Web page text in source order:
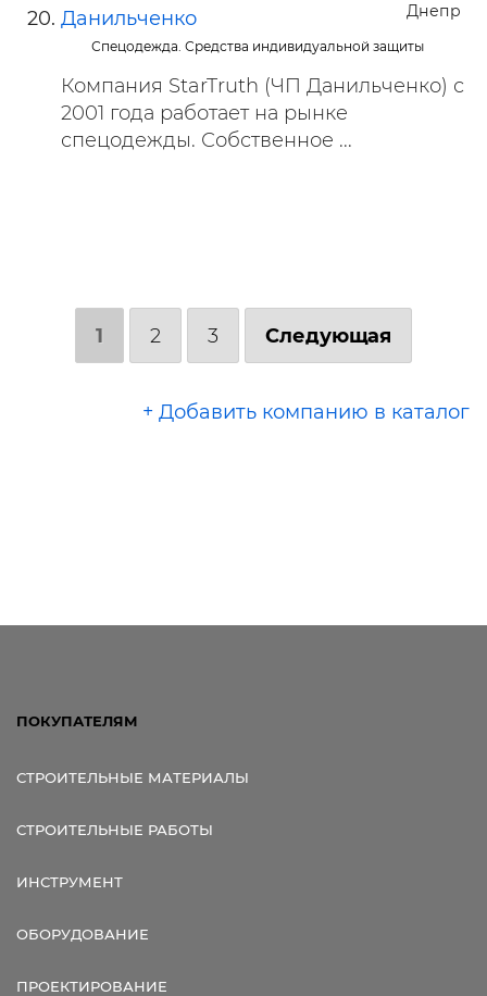
Днепр
Данильченко
Спецодежда. Средства индивидуальной защиты
Компания StarTruth (ЧП Данильченко) с
2001 года работает на рынке
спецодежды. Собственное ...
1 2 3 Следующая
+ Добавить компанию в каталог
ПОКУПАТЕЛЯМ
СТРОИТЕЛЬНЫЕ МАТЕРИАЛЫ
СТРОИТЕЛЬНЫЕ РАБОТЫ
ИНСТРУМЕНТ
ОБОРУДОВАНИЕ
ПРОЕКТИРОВАНИЕ